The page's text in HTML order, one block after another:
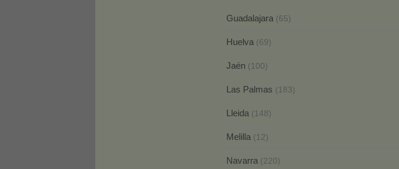
Guadalajara (65)
Huelva (69)
Jaén (100)
Las Palmas (183)
Lleida (148)
Melilla (12)
Navarra (220)